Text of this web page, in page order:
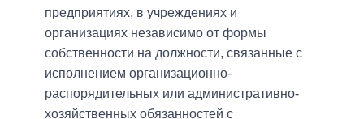
предприятиях, в учреждениях и
организациях независимо от формы
собственности на должности, связанные с
исполнением организационно-
распорядительных или административно-
хозяйственных обязанностей с